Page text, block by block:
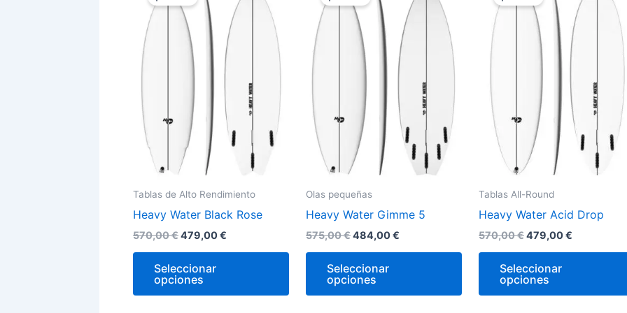
Tablas de Alto Rendimiento
Heavy Water Black Rose
570,00€
era:
570,00 €.
479,00€
es:
479,00 €.
Seleccionar
opciones
múltiples
variantes.
pueden
elegir
página
producto
Olas pequeñas
Heavy Water Gimme 5
575,00€
era:
575,00 €.
484,00€
es:
484,00 €.
Seleccionar
opciones
múltiples
variantes.
pueden
página
producto
Tablas All-Round
Heavy Water Acid Drop
570,00€
era:
570,00 €.
479,00€
es:
479,00 €.
Seleccionar
opciones